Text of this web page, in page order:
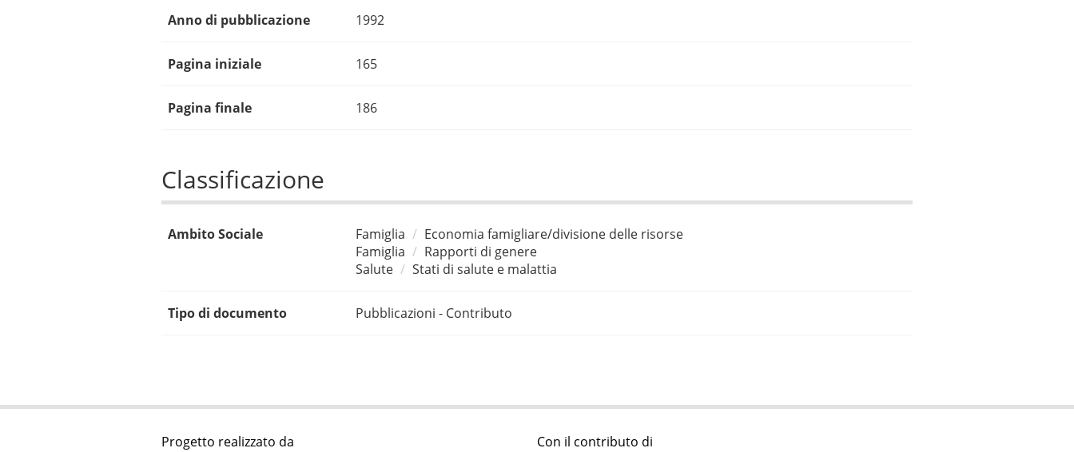
Anno di pubblicazione 1992
Pagina iniziale 165
Pagina finale 186
Classificazione
Ambito Sociale Famiglia
Economia famigliare/divisione delle risorse
Famiglia
Rapporti di genere
Salute
Stati di salute e malattia
Tipo di documento Pubblicazioni - Contributo
Progetto realizzato da Con il contributo di